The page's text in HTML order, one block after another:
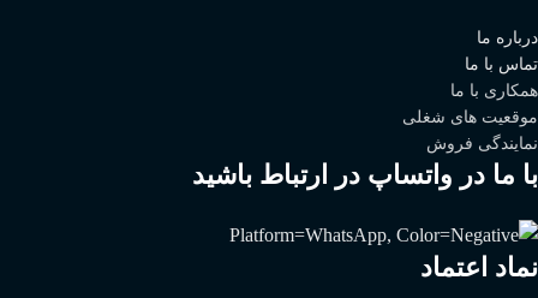
درباره ما
تماس با ما
همکاری با ما
موقعیت های شغلی
نمایندگی فروش
با ما در واتساپ در ارتباط باشید
نماد اعتماد